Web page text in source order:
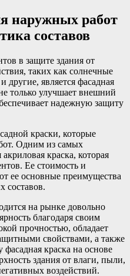
наружных работ
составов
в защите здания от
таких как солнечные
другие, является фасадная
только улучшает внешний
надежную защиту
краски, которые
Одним из самых
краска, которая
Ее стоимость и
ее основные преимущества
составов.
на рынке довольно
благодаря своим
прочностью, обладает
свойствами, а также
фасадная краска на основе
здания от влаги, пыли,
воздействий.